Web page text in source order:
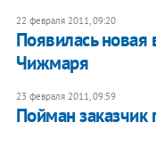
22 февраля 2011, 09:20
Появилась новая
Чижмаря
23 февраля 2011, 09:59
Пойман